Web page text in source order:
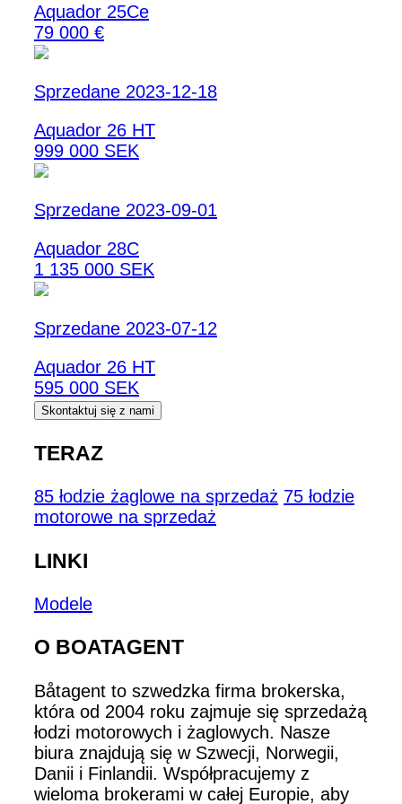
Aquador 25Ce
79 000 €
Sprzedane 2023-12-18
Aquador 26 HT
999 000 SEK
Sprzedane 2023-09-01
Aquador 28C
1 135 000 SEK
Sprzedane 2023-07-12
Aquador 26 HT
595 000 SEK
Skontaktuj się z nami
TERAZ
85 łodzie żaglowe na sprzedaż 75 łodzie
motorowe na sprzedaż
LINKI
Modele
O BOATAGENT
Båtagent to szwedzka firma brokerska,
która od 2004 roku zajmuje się sprzedażą
łodzi motorowych i żaglowych. Nasze
biura znajdują się w Szwecji, Norwegii,
Danii i Finlandii. Współpracujemy z
wieloma brokerami w całej Europie, aby